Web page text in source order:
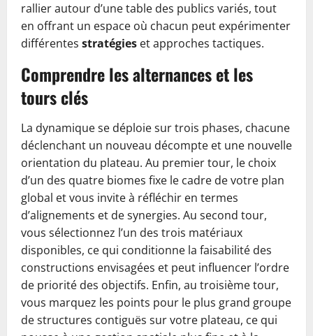
rallier autour d’une table des publics variés, tout
en offrant un espace où chacun peut expérimenter
différentes stratégies et approches tactiques.
Comprendre les alternances et les
tours clés
La dynamique se déploie sur trois phases, chacune
déclenchant un nouveau décompte et une nouvelle
orientation du plateau. Au premier tour, le choix
d’un des quatre biomes fixe le cadre de votre plan
global et vous invite à réfléchir en termes
d’alignements et de synergies. Au second tour,
vous sélectionnez l’un des trois matériaux
disponibles, ce qui conditionne la faisabilité des
constructions envisagées et peut influencer l’ordre
de priorité des objectifs. Enfin, au troisième tour,
vous marquez les points pour le plus grand groupe
de structures contiguës sur votre plateau, ce qui